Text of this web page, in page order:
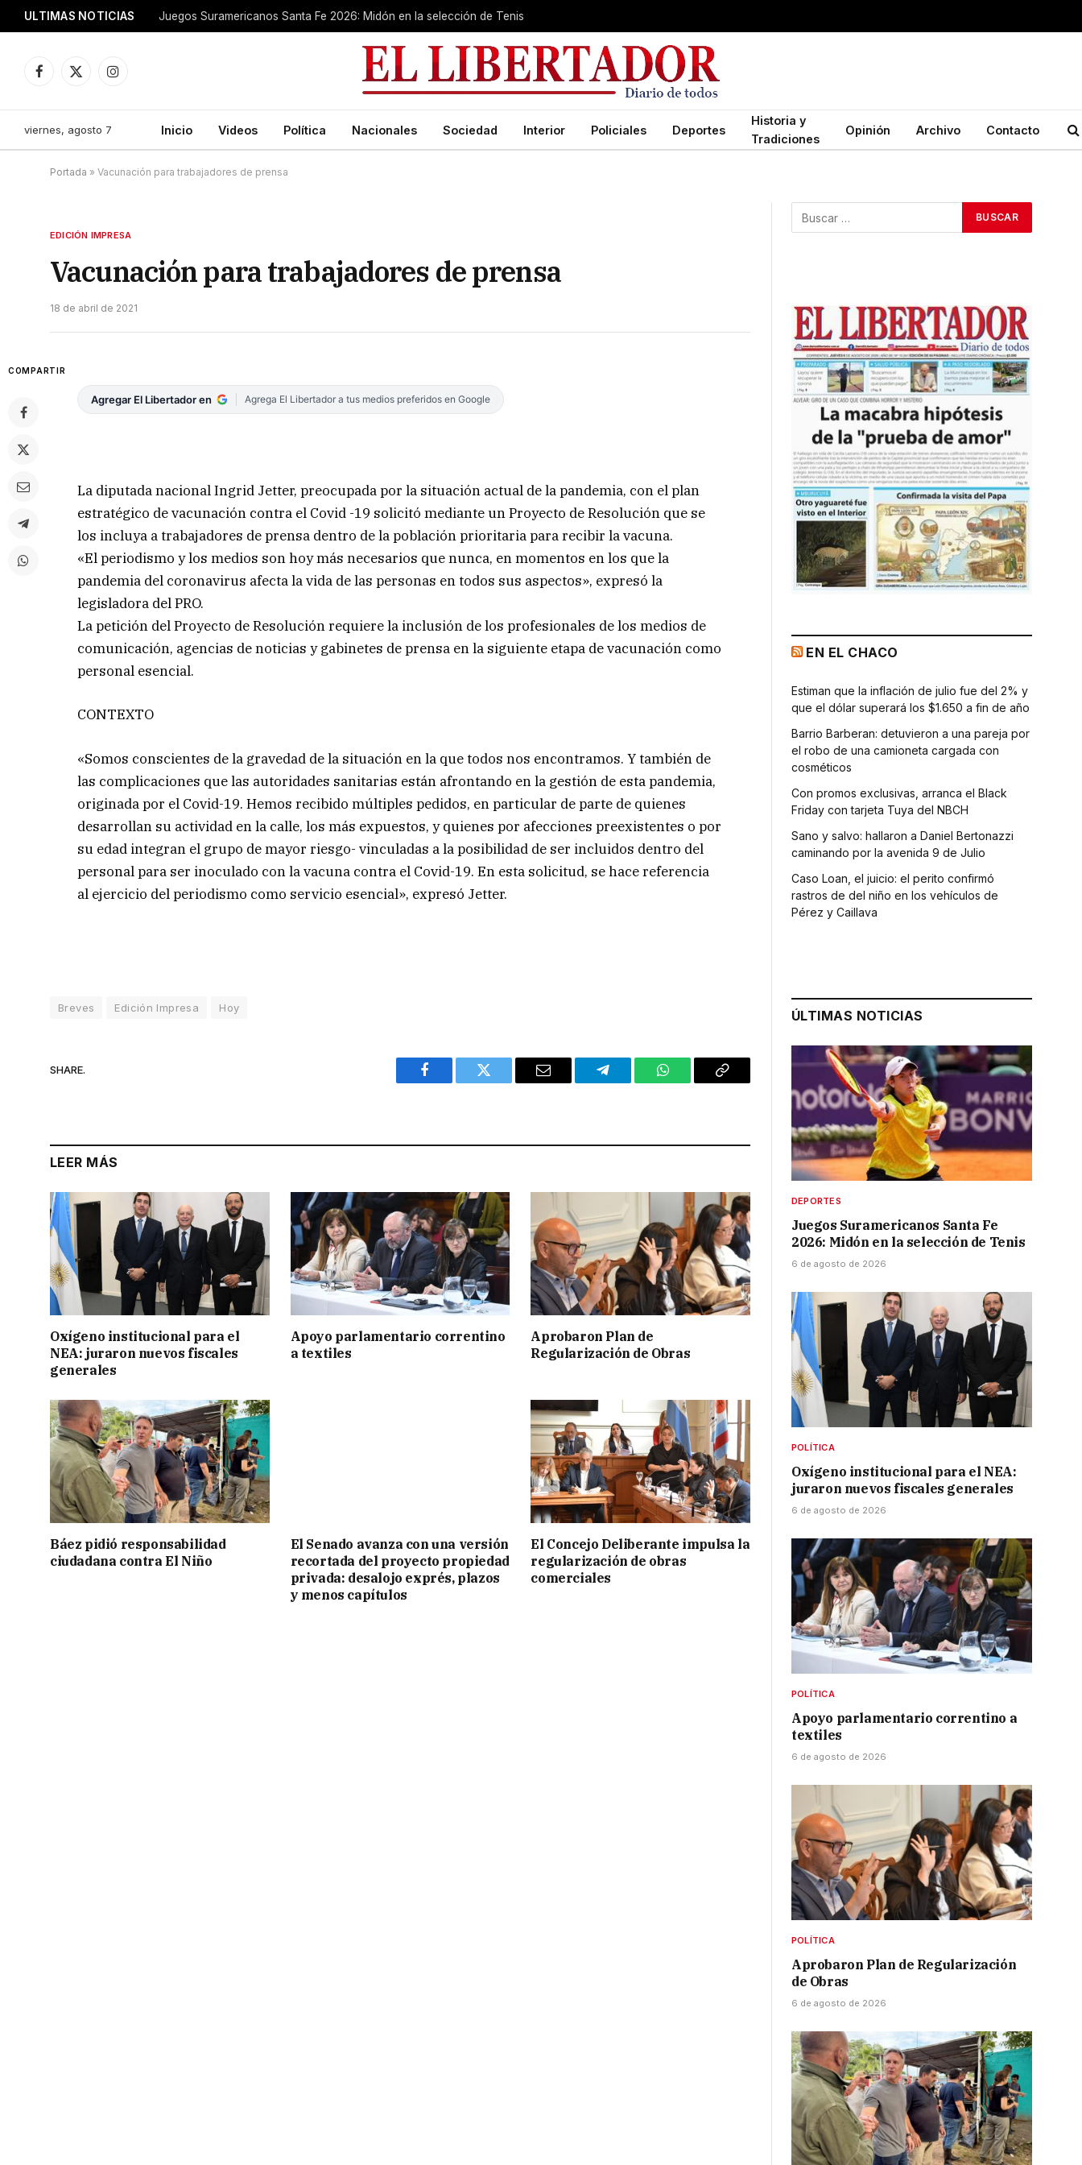
ULTIMAS NOTICIAS Juegos Suramericanos Santa Fe 2026: Midón en la selección de Tenis
Facebook
X
Instagram
viernes, agosto 7 Inicio Videos Política Nacionales Sociedad Interior Policiales Deportes
Historia y
Tradiciones
Opinión Archivo Contacto
Portada » Vacunación para trabajadores de prensa
EDICIÓN IMPRESA
Vacunación para trabajadores de prensa
18 de abril de 2021
COMPARTIR
Agregar El Libertador en Agrega El Libertador a tus medios preferidos en Google
La diputada nacional Ingrid Jetter, preocupada por la situación actual de la pandemia, con el plan
estratégico de vacunación contra el Covid -19 solicitó mediante un Proyecto de Resolución que se
los incluya a trabajadores de prensa dentro de la población prioritaria para recibir la vacuna.
«El periodismo y los medios son hoy más necesarios que nunca, en momentos en los que la
pandemia del coronavirus afecta la vida de las personas en todos sus aspectos», expresó la
legisladora del PRO.
La petición del Proyecto de Resolución requiere la inclusión de los profesionales de los medios de
comunicación, agencias de noticias y gabinetes de prensa en la siguiente etapa de vacunación como
personal esencial.
CONTEXTO
«Somos conscientes de la gravedad de la situación en la que todos nos encontramos. Y también de
las complicaciones que las autoridades sanitarias están afrontando en la gestión de esta pandemia,
originada por el Covid-19. Hemos recibido múltiples pedidos, en particular de parte de quienes
desarrollan su actividad en la calle, los más expuestos, y quienes por afecciones preexistentes o por
su edad integran el grupo de mayor riesgo- vinculadas a la posibilidad de ser incluidos dentro del
personal para ser inoculado con la vacuna contra el Covid-19. En esta solicitud, se hace referencia
al ejercicio del periodismo como servicio esencial», expresó Jetter.
Breves Edición Impresa Hoy
SHARE.
Facebook Twitter Email Telegram WhatsAppCopy
LEER MÁS
Oxígeno institucional para el
NEA: juraron nuevos fiscales
generales
Apoyo parlamentario correntino
a textiles
Aprobaron Plan de
Regularización de Obras
Báez pidió responsabilidad
ciudadana contra El Niño
El Senado avanza con una versión
recortada del proyecto propiedad
privada: desalojo exprés, plazos
y menos capítulos
El Concejo Deliberante impulsa la
regularización de obras
comerciales
EN EL CHACO
Estiman que la inflación de julio fue del 2% y
que el dólar superará los $1.650 a fin de año
Barrio Barberan: detuvieron a una pareja por
el robo de una camioneta cargada con
cosméticos
Con promos exclusivas, arranca el Black
Friday con tarjeta Tuya del NBCH
Sano y salvo: hallaron a Daniel Bertonazzi
caminando por la avenida 9 de Julio
Caso Loan, el juicio: el perito confirmó
rastros de del niño en los vehículos de
Pérez y Caillava
ÚLTIMAS NOTICIAS
DEPORTES
Juegos Suramericanos Santa Fe
2026: Midón en la selección de Tenis
6 de agosto de 2026
POLÍTICA
Oxígeno institucional para el NEA:
juraron nuevos fiscales generales
6 de agosto de 2026
POLÍTICA
Apoyo parlamentario correntino a
textiles
6 de agosto de 2026
POLÍTICA
Aprobaron Plan de Regularización
de Obras
6 de agosto de 2026